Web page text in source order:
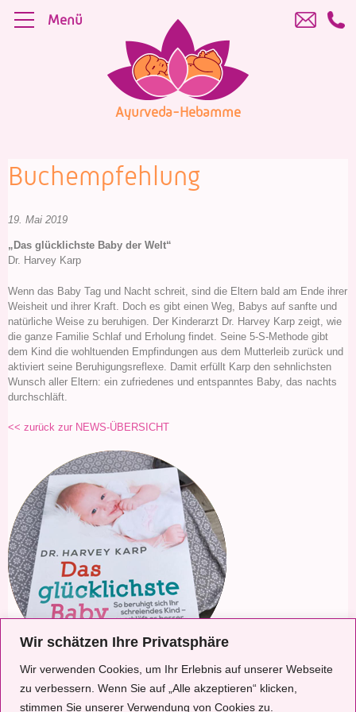
Wir schätzen Ihre Privatsphäre
Wir verwenden Cookies, um Ihr Erlebnis auf unserer Webseite
zu verbessern. Wenn Sie auf „Alle akzeptieren“ klicken,
stimmen Sie unserer Verwendung von Cookies zu.
Ayurveda-Hebamme
Menü
Buchempfehlung
19. Mai 2019
„Das glücklichste Baby der Welt“
Dr. Harvey Karp
Wenn das Baby Tag und Nacht schreit, sind die Eltern bald am Ende ihrer
Weisheit und ihrer Kraft. Doch es gibt einen Weg, Babys auf sanfte und
natürliche Weise zu beruhigen. Der Kinderarzt Dr. Harvey Karp zeigt, wie
die ganze Familie Schlaf und Erholung findet. Seine 5-S-Methode gibt
dem Kind die wohltuenden Empfindungen aus dem Mutterleib zurück und
aktiviert seine Beruhigungsreflexe. Damit erfüllt Karp den sehnlichsten
Wunsch aller Eltern: ein zufriedenes und entspanntes Baby, das nachts
durchschläft.
<< zurück zur NEWS-ÜBERSICHT
Ohnsorgweg 11